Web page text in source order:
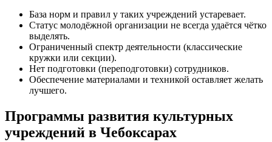
База норм и правил у таких учреждений устаревает.
Статус молодёжной организации не всегда удаётся чётко
выделять.
Ограниченный спектр деятельности (классические
кружки или секции).
Нет подготовки (переподготовки) сотрудников.
Обеспечение материалами и техникой оставляет желать
лучшего.
Программы развития культурных
учреждений в Чебоксарах